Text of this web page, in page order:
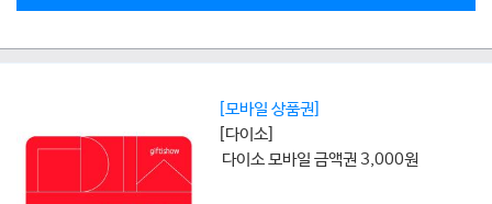
[모바일 상품권]
[다이소]
다이소 모바일 금액권 3,000원